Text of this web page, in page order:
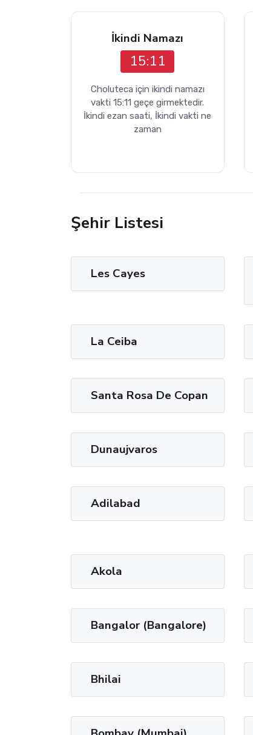
İkindi Namazı
15:11
Choluteca için ikindi namazı
vakti 15:11 geçe girmektedir.
İkindi ezan saati, İkindi vakti ne
zaman
Şehir Listesi
Les Cayes
La Ceiba
Santa Rosa De Copan
Dunaujvaros
Adilabad
Akola
Bangalor (Bangalore)
Bhilai